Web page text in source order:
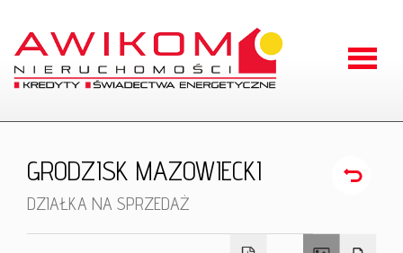
GRODZISK MAZOWIECKI
DZIAŁKA NA SPRZEDAŻ